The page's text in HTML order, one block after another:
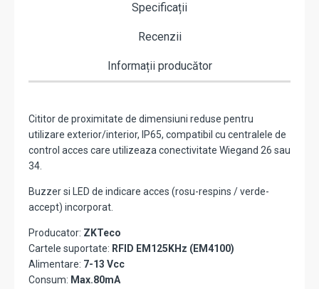
Specificații
Recenzii
Informații producător
Cititor de proximitate de dimensiuni reduse pentru
utilizare exterior/interior, IP65, compatibil cu centralele de
control acces care utilizeaza conectivitate Wiegand 26 sau
34.
Buzzer si LED de indicare acces (rosu-respins / verde-
accept) incorporat.
Producator: ZKTeco
Cartele suportate: RFID EM125KHz (EM4100)
Alimentare: 7-13 Vcc
Consum: Max.80mA